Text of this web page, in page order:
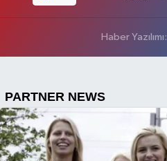
Haber Yazılımı: